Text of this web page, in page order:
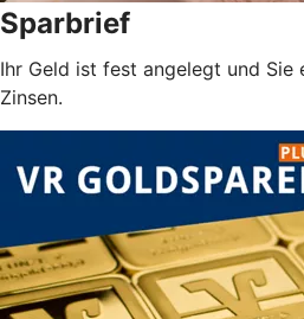
Sparbrief
Ihr Geld ist fest angelegt und
Zinsen.